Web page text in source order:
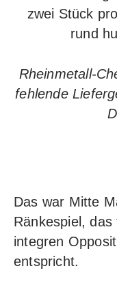
zwei Stück
rund
Rheinmetall-
fehlende
Das war Mitte
Ränkespiel,
integren
entspricht.